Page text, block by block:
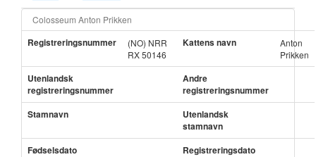
Colosseum Anton Prikken
Registreringsnummer
(NO) NRR
RX 50146
Kattens navn
Anton
Prikken
Utenlandsk
registreringsnummer
Andre
registreringsnummer
Stamnavn
Utenlandsk
stamnavn
Fødselsdato
Registreringsdato